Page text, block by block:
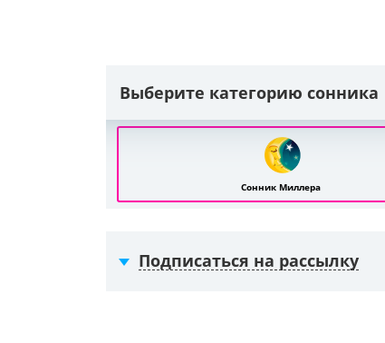
Выберите категорию сонника
Сонник Миллера
Подписаться на рассылку